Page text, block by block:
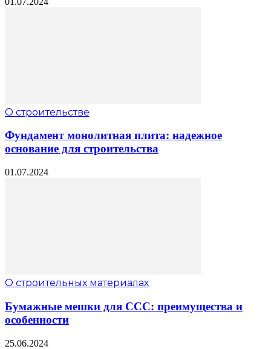
О строительстве
Фундамент монолитная плита: надежное
основание для строительства
01.07.2024
О строительных материалах
Бумажные мешки для ССС: преимущества и
особенности
25.06.2024